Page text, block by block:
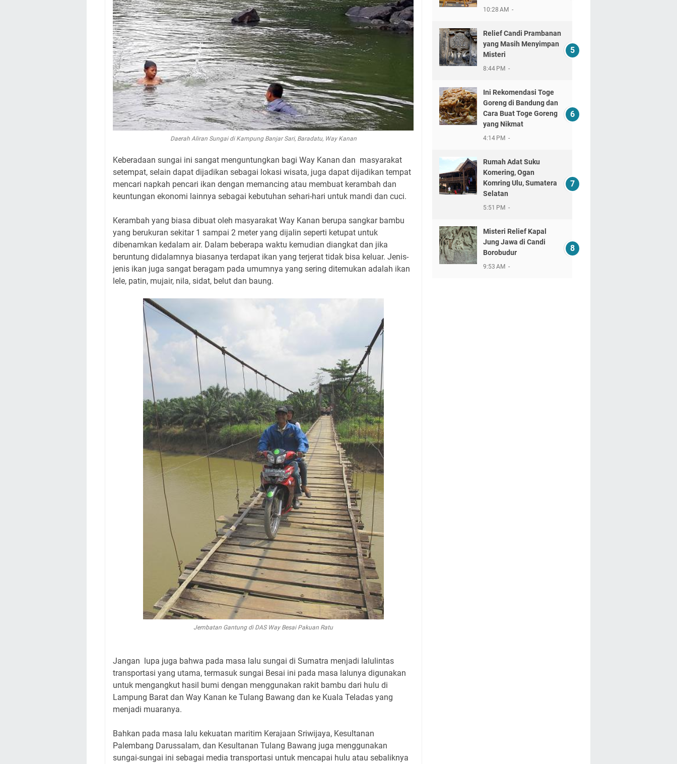
Daerah Aliran Sungai di Kampung Banjar Sari, Baradatu, Way Kanan
Keberadaan sungai ini sangat menguntungkan bagi Way Kanan dan masyarakat
setempat, selain dapat dijadikan sebagai lokasi wisata, juga dapat dijadikan tempat
mencari napkah pencari ikan dengan memancing atau membuat kerambah dan
keuntungan ekonomi lainnya sebagai kebutuhan sehari-hari untuk mandi dan cuci.
Kerambah yang biasa dibuat oleh masyarakat Way Kanan berupa sangkar bambu
yang berukuran sekitar 1 sampai 2 meter yang dijalin seperti ketupat untuk
dibenamkan kedalam air. Dalam beberapa waktu kemudian diangkat dan jika
beruntung didalamnya biasanya terdapat ikan yang terjerat tidak bisa keluar. Jenis-
jenis ikan juga sangat beragam pada umumnya yang sering ditemukan adalah ikan
lele, patin, mujair, nila, sidat, belut dan baung.
Jembatan Gantung di DAS Way Besai Pakuan Ratu
Jangan lupa juga bahwa pada masa lalu sungai di Sumatra menjadi lalulintas
transportasi yang utama, termasuk sungai Besai ini pada masa lalunya digunakan
untuk mengangkut hasil bumi dengan menggunakan rakit bambu dari hulu di
Lampung Barat dan Way Kanan ke Tulang Bawang dan ke Kuala Teladas yang
menjadi muaranya.
Bahkan pada masa lalu kekuatan maritim Kerajaan Sriwijaya, Kesultanan
Palembang Darussalam, dan Kesultanan Tulang Bawang juga menggunakan
sungai-sungai ini sebagai media transportasi untuk mencapai hulu atau sebaliknya
10:28 AM
Relief Candi Prambanan
yang Masih Menyimpan
Misteri
8:44 PM
Ini Rekomendasi Toge
Goreng di Bandung dan
Cara Buat Toge Goreng
yang Nikmat
4:14 PM
Rumah Adat Suku
Komering, Ogan
Komring Ulu, Sumatera
Selatan
5:51 PM
Misteri Relief Kapal
Jung Jawa di Candi
Borobudur
9:53 AM